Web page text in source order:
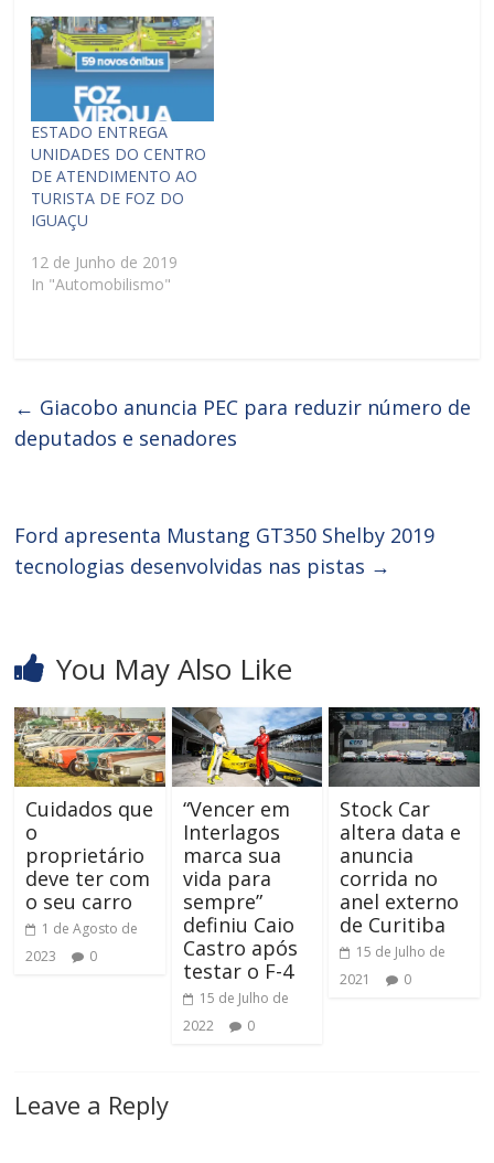
ESTADO ENTREGA
UNIDADES DO CENTRO
DE ATENDIMENTO AO
TURISTA DE FOZ DO
IGUAÇU
12 de Junho de 2019
In "Automobilismo"
← Giacobo anuncia PEC para reduzir número de
deputados e senadores
Ford apresenta Mustang GT350 Shelby 2019
tecnologias desenvolvidas nas pistas →
You May Also Like
Cuidados que
o
proprietário
deve ter com
o seu carro
1 de Agosto de
2023
0
“Vencer em
Interlagos
marca sua
vida para
sempre”
definiu Caio
Castro após
testar o F-4
15 de Julho de
2022
0
Stock Car
altera data e
anuncia
corrida no
anel externo
de Curitiba
15 de Julho de
2021
0
Leave a Reply